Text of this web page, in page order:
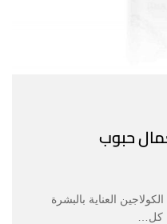
حبوب
العناية بالبشرة
كل…